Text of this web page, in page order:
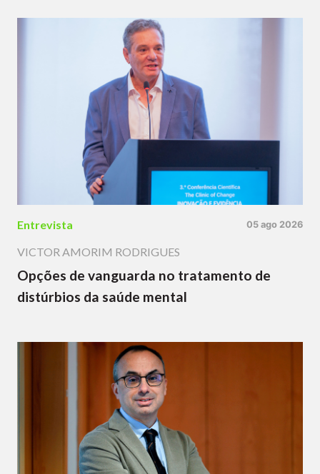
Entrevista 05 ago 2026
VICTOR AMORIM RODRIGUES
Opções de vanguarda no tratamento de
distúrbios da saúde mental